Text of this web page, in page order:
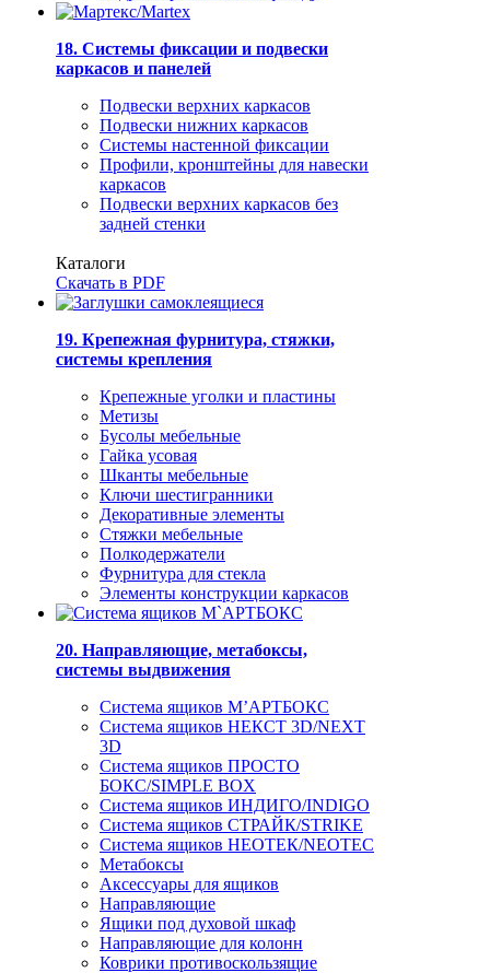
18. Системы фиксации и подвески
каркасов и панелей
Подвески верхних каркасов
Подвески нижних каркасов
Системы настенной фиксации
Профили, кронштейны для навески
каркасов
Подвески верхних каркасов без
задней стенки
Каталоги
Скачать в PDF
19. Крепежная фурнитура, стяжки,
системы крепления
Крепежные уголки и пластины
Метизы
Бусолы мебельные
Гайка усовая
Шканты мебельные
Ключи шестигранники
Декоративные элементы
Стяжки мебельные
Полкодержатели
Фурнитура для стекла
Элементы конструкции каркасов
20. Направляющие, метабоксы,
системы выдвижения
Система ящиков М’АРТБОКС
Система ящиков НЕКСТ 3D/NEXT
3D
Система ящиков ПРОСТО
БОКС/SIMPLE BOX
Система ящиков ИНДИГО/INDIGO
Система ящиков СТРАЙК/STRIKE
Система ящиков НЕОТЕК/NEOTEC
Метабоксы
Аксессуары для ящиков
Направляющие
Ящики под духовой шкаф
Направляющие для колонн
Коврики противоскользящие